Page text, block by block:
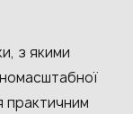
з якими
практичним